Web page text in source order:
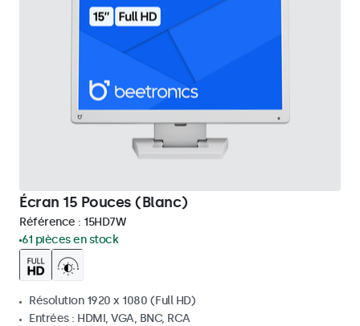
Écran 15 Pouces (Blanc)
Référence : 15HD7W
61 pièces en stock
Résolution 1920 x 1080 (Full HD)
Entrées : HDMI, VGA, BNC, RCA